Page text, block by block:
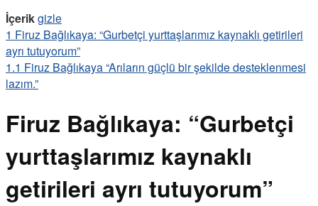
İçerikgizle
1 Firuz Bağlıkaya: “Gurbetçi yurttaşlarımız kaynaklı getirileri
ayrı tutuyorum”
1.1 Firuz Bağlıkaya “Arıların güçlü bir şekilde desteklenmesi
lazım.”
Firuz Bağlıkaya: “Gurbetçi
yurttaşlarımız kaynaklı
getirileri ayrı tutuyorum”